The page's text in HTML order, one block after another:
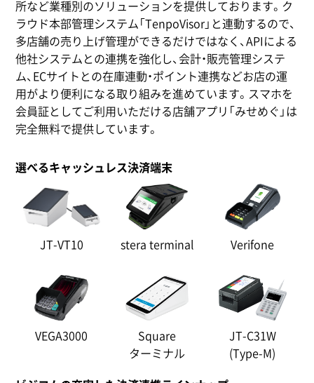
所など業種別のソリューションを提供しております。ク
ラウド本部管理システム「TenpoVisor」と連動するので、
多店舗の売り上げ管理ができるだけではなく、APIによる
他社システムとの連携を強化し、会計・販売管理システ
ム、ECサイトとの在庫連動・ポイント連携などお店の運
用がより便利になる取り組みを進めています。スマホを
会員証としてご利用いただける店舗アプリ「みせめぐ」は
完全無料で提供しています。
選べるキャッシュレス決済端末
JT-VT10 stera terminal Verifone
VEGA3000
Square
ターミナル
JT-C31W
(Type-M)